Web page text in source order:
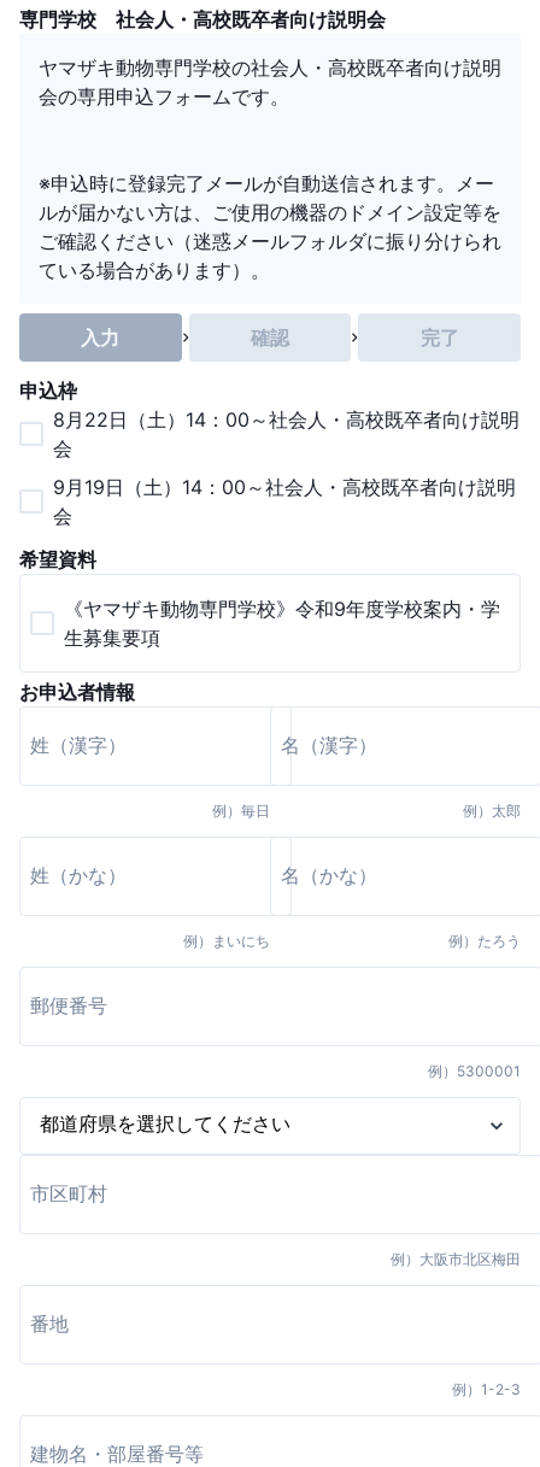
専門学校 社会人・高校既卒者向け説明会
ヤマザキ動物専門学校の社会人・高校既卒者向け説明
会の専用申込フォームです。
※申込時に登録完了メールが自動送信されます。メー
ルが届かない方は、ご使用の機器のドメイン設定等を
ご確認ください（迷惑メールフォルダに振り分けられ
ている場合があります）。
入力 確認 完了
申込枠
8月22日（土）14：00～社会人・高校既卒者向け説明
会
9月19日（土）14：00～社会人・高校既卒者向け説明
会
希望資料
《ヤマザキ動物専門学校》令和9年度学校案内・学
生募集要項
お申込者情報
例） 毎日 例） 太郎
例） まいにち 例） たろう
例） 5300001
例） 大阪市北区梅田
例） 1-2-3